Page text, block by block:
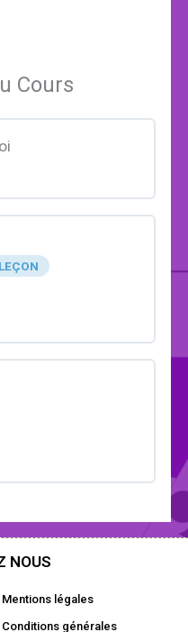
Cours
NOUS
Mentions légales
Conditions générales